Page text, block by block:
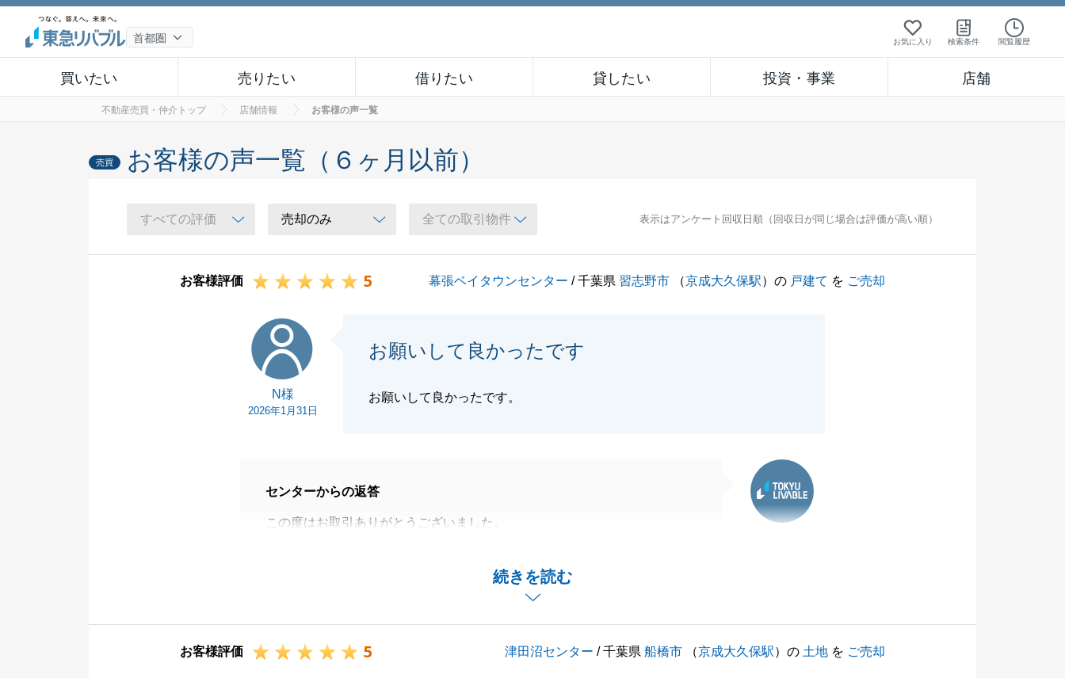
お気に入り 検索条件 閲覧履歴
買いたい 売りたい 借りたい 貸したい 投資・事業 店舗
不動産売買・仲介トップ 店舗情報 お客様の声一覧
売買 お客様の声一覧（６ヶ月以前）
表示はアンケート回収日順（回収日が同じ場合は評価が高い順）
お客様評価 5 幕張ベイタウンセンター / 千葉県 習志野市 （京成大久保駅）の 戸建て を ご売却
N様
2026年1月31日
お願いして良かったです
お願いして良かったです。
続きを読む
センターからの返答
この度はお取引ありがとうございました。
無事に期間内での決済を迎えられましたが、途中現地対応の件で不快な思い
お客様評価 5 津田沼センター / 千葉県船橋市 （京成大久保駅）の 土地 を ご売却